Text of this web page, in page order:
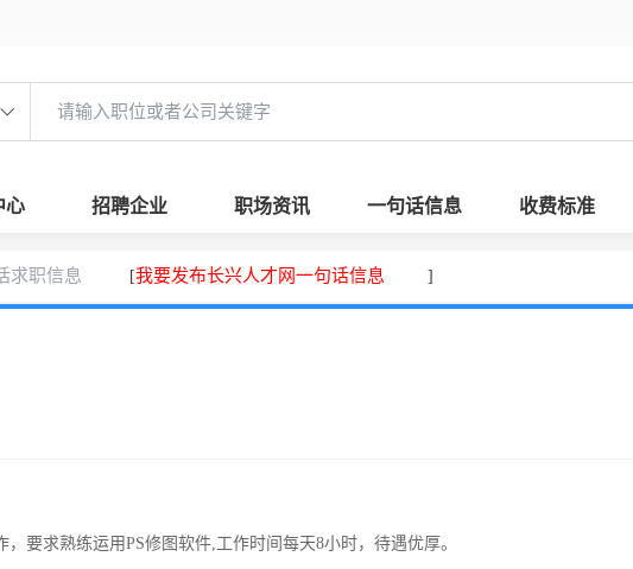
心 招聘企业 职场资讯 一句话信息 收费标准
求职信息 [我要发布长兴人才网一句话信息 ]
要求熟练运用PS修图软件,工作时间每天8小时，待遇优厚。